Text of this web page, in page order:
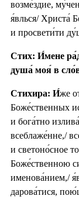
возме́здие,
я́влься/ Христа́
и просвети́ти
Стих: И́мене
душа́ моя́ в
Стихира: И́же
Боже́ственных
и бога́тно
всеблаже́нне,/
и светоно́сное
Боже́ственною
именова́нием,/
дарова́тися,